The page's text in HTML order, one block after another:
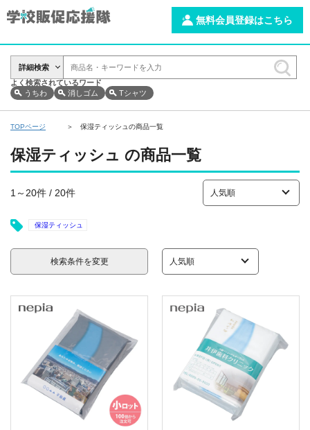
無料会員登録はこちら
詳細検索
よく検索されているワード
うちわ
消しゴム Tシャツ
TOPページ 保湿ティッシュの商品一覧
保湿ティッシュ の商品一覧
1～20件 / 20件
保湿ティッシュ
検索条件を変更